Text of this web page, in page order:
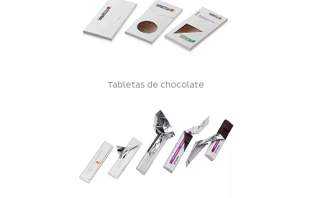
Tabletas de chocolate